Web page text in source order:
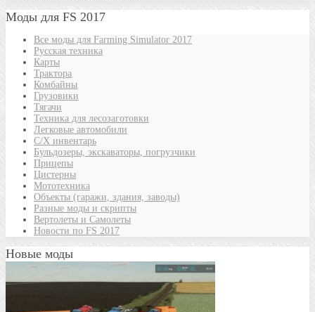
Моды для FS 2017
Все моды для Farming Simulator 2017
Русская техника
Карты
Трактора
Комбайны
Грузовики
Тягачи
Техника для лесозаготовки
Легковые автомобили
С/Х инвентарь
Бульдозеры, экскаваторы, погрузчики
Прицепы
Цистерны
Мототехника
Объекты (гаражи, здания, заводы)
Разные моды и скрипты
Вертолеты и Самолеты
Новости по FS 2017
Новые моды